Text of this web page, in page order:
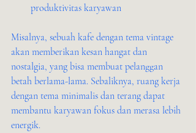
produktivitas karyawan
Misalnya, sebuah kafe dengan tema vintage
akan memberikan kesan hangat dan
nostalgia, yang bisa membuat pelanggan
betah berlama-lama. Sebaliknya, ruang kerja
dengan tema minimalis dan terang dapat
membantu karyawan fokus dan merasa lebih
energik.